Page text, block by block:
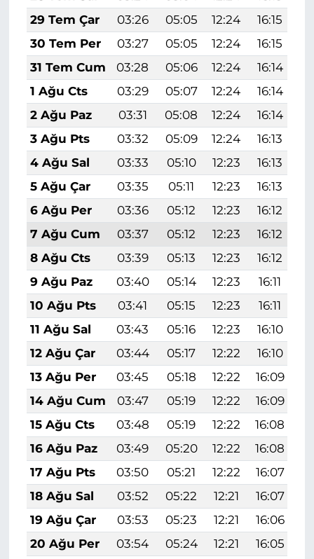
29 Tem Çar
03:26 05:05 12:24 16:15
30 Tem Per
03:27 05:05 12:24 16:15
31 Tem Cum
03:28 05:06 12:24 16:14
1 Ağu Cts
03:29 05:07 12:24 16:14
2 Ağu Paz
03:31 05:08 12:24 16:14
3 Ağu Pts
03:32 05:09 12:24 16:13
4 Ağu Sal
03:33 05:10 12:23 16:13
5 Ağu Çar
03:35 05:11 12:23 16:13
6 Ağu Per
03:36 05:12 12:23 16:12
7 Ağu Cum
03:37 05:12 12:23 16:12
8 Ağu Cts
03:39 05:13 12:23 16:12
9 Ağu Paz
03:40 05:14 12:23 16:11
10 Ağu Pts
03:41 05:15 12:23 16:11
11 Ağu Sal
03:43 05:16 12:23 16:10
12 Ağu Çar
03:44 05:17 12:22 16:10
13 Ağu Per
03:45 05:18 12:22 16:09
14 Ağu Cum
03:47 05:19 12:22 16:09
15 Ağu Cts
03:48 05:19 12:22 16:08
16 Ağu Paz
03:49 05:20 12:22 16:08
17 Ağu Pts
03:50 05:21 12:22 16:07
18 Ağu Sal
03:52 05:22 12:21 16:07
19 Ağu Çar
03:53 05:23 12:21 16:06
20 Ağu Per
03:54 05:24 12:21 16:05